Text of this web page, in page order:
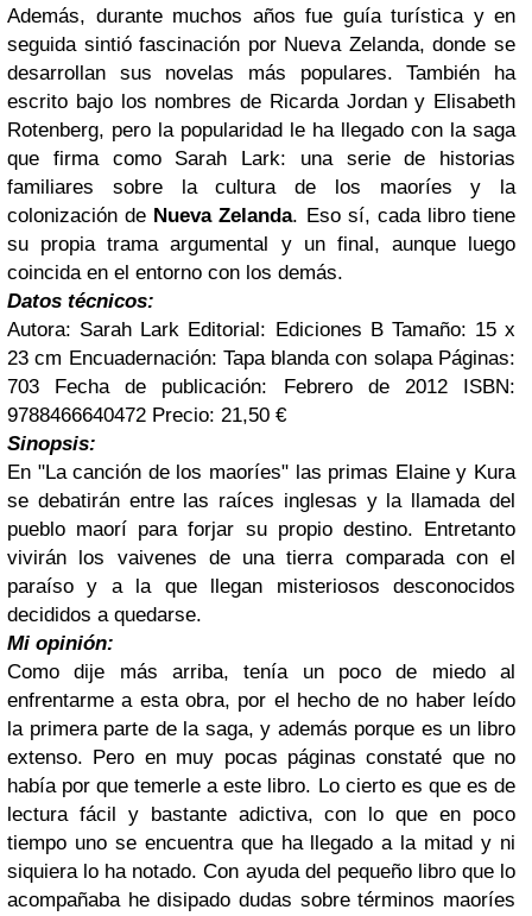
Además, durante muchos años fue guía turística y en
seguida sintió fascinación por Nueva Zelanda, donde se
desarrollan sus novelas más populares. También ha
escrito bajo los nombres de Ricarda Jordan y Elisabeth
Rotenberg, pero la popularidad le ha llegado con la saga
que firma como Sarah Lark: una serie de historias
familiares sobre la cultura de los maoríes y la
colonización de Nueva Zelanda. Eso sí, cada libro tiene
su propia trama argumental y un final, aunque luego
coincida en el entorno con los demás.
Datos técnicos:
Autora: Sarah Lark Editorial: Ediciones B Tamaño: 15 x
23 cm Encuadernación: Tapa blanda con solapa Páginas:
703 Fecha de publicación: Febrero de 2012 ISBN:
9788466640472 Precio: 21,50 €
Sinopsis:
En "La canción de los maoríes" las primas Elaine y Kura
se debatirán entre las raíces inglesas y la llamada del
pueblo maorí para forjar su propio destino. Entretanto
vivirán los vaivenes de una tierra comparada con el
paraíso y a la que llegan misteriosos desconocidos
decididos a quedarse.
Mi opinión:
Como dije más arriba, tenía un poco de miedo al
enfrentarme a esta obra, por el hecho de no haber leído
la primera parte de la saga, y además porque es un libro
extenso. Pero en muy pocas páginas constaté que no
había por que temerle a este libro. Lo cierto es que es de
lectura fácil y bastante adictiva, con lo que en poco
tiempo uno se encuentra que ha llegado a la mitad y ni
siquiera lo ha notado. Con ayuda del pequeño libro que lo
acompañaba he disipado dudas sobre términos maoríes